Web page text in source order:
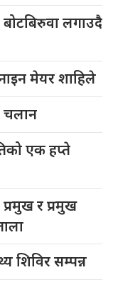
लगाउदै
मेयर शाहिले
चलान
एक हप्ते
र प्रमुख
शिविर सम्पन्न